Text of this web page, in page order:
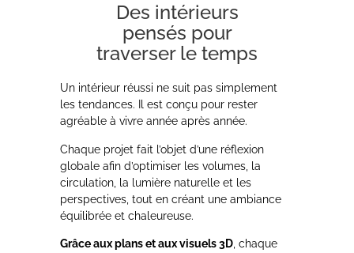
Des intérieurs
pensés pour
traverser le temps
Un intérieur réussi ne suit pas simplement
les tendances. Il est conçu pour rester
agréable à vivre année après année.
Chaque projet fait l’objet d’une réflexion
globale afin d’optimiser les volumes, la
circulation, la lumière naturelle et les
perspectives, tout en créant une ambiance
équilibrée et chaleureuse.
Grâce aux plans et aux visuels 3D, chaque